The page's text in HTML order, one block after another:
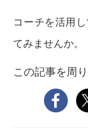
コーチを活用
てみませんか。
この記事を周